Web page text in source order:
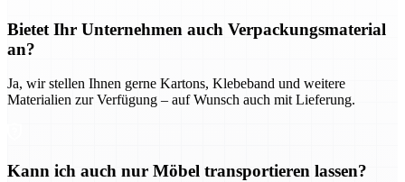
Bietet Ihr Unternehmen auch Verpackungsmaterial
an?
Ja, wir stellen Ihnen gerne Kartons, Klebeband und weitere
Materialien zur Verfügung – auf Wunsch auch mit Lieferung.
Kann ich auch nur Möbel transportieren lassen?